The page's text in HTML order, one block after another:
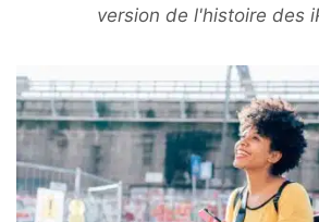
version de l'histoire des